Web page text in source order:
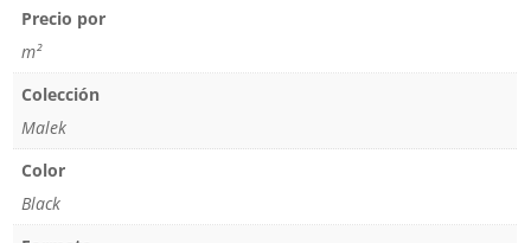
Precio por
m²
Colección
Malek
Color
Black